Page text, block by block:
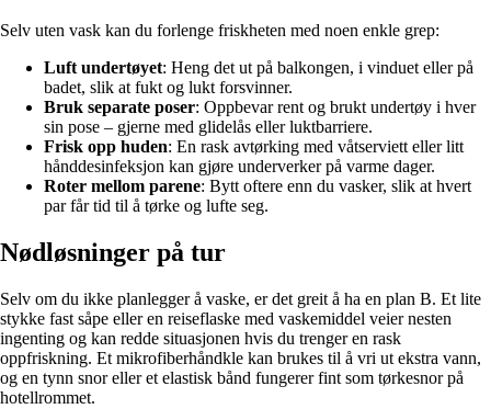
Selv uten vask kan du forlenge friskheten med noen enkle grep:
Luft undertøyet: Heng det ut på balkongen, i vinduet eller på
badet, slik at fukt og lukt forsvinner.
Bruk separate poser: Oppbevar rent og brukt undertøy i hver
sin pose – gjerne med glidelås eller luktbarriere.
Frisk opp huden: En rask avtørking med våtserviett eller litt
hånddesinfeksjon kan gjøre underverker på varme dager.
Roter mellom parene: Bytt oftere enn du vasker, slik at hvert
par får tid til å tørke og lufte seg.
Nødløsninger på tur
Selv om du ikke planlegger å vaske, er det greit å ha en plan B. Et lite
stykke fast såpe eller en reiseflaske med vaskemiddel veier nesten
ingenting og kan redde situasjonen hvis du trenger en rask
oppfriskning. Et mikrofiberhåndkle kan brukes til å vri ut ekstra vann,
og en tynn snor eller et elastisk bånd fungerer fint som tørkesnor på
hotellrommet.